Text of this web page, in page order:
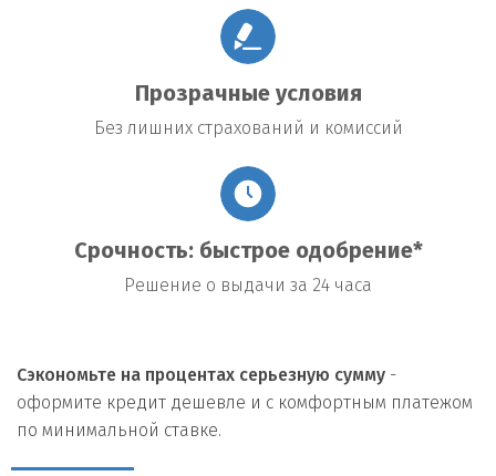
Прозрачные условия
Без лишних страхований и комиссий
Срочность: быстрое одобрение*
Решение о выдачи за 24 часа
Сэкономьте на процентах серьезную сумму -
оформите кредит дешевле и с комфортным платежом
по минимальной ставке.